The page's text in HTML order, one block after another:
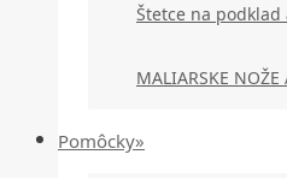
Štetce na podklad
MALIARSKE NOŽE
Pomôcky»